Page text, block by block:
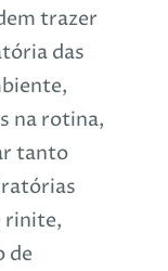
trazer
das
na rotina,
tanto
rinite,
de